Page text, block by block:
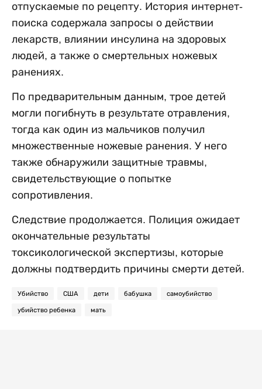
отпускаемые по рецепту. История интернет-
поиска содержала запросы о действии
лекарств, влиянии инсулина на здоровых
людей, а также о смертельных ножевых
ранениях.
По предварительным данным, трое детей
могли погибнуть в результате отравления,
тогда как один из мальчиков получил
множественные ножевые ранения. У него
также обнаружили защитные травмы,
свидетельствующие о попытке
сопротивления.
Следствие продолжается. Полиция ожидает
окончательные результаты
токсикологической экспертизы, которые
должны подтвердить причины смерти детей.
Убийство США дети бабушка самоубийство
убийство ребенка мать